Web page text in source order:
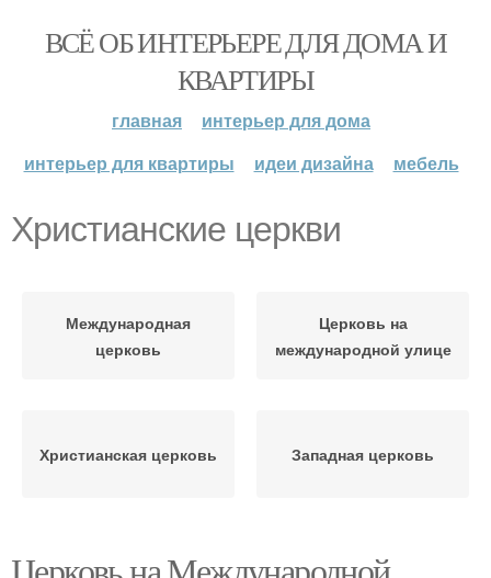
ВСЁ ОБ ИНТЕРЬЕРЕ ДЛЯ ДОМА И
КВАРТИРЫ
главная
интерьер для дома
интерьер для квартиры
идеи дизайна мебель
Христианские церкви
Международная
церковь
Церковь на
международной улице
Христианская церковь Западная церковь